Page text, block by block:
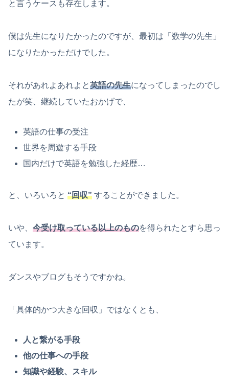
と言うケースも存在します。
僕は先生になりたかったのですが、最初は「数学の先生」
になりたかっただけでした。
それがあれよあれよと英語の先生になってしまったのでし
たが笑、継続していたおかげで、
英語の仕事の受注
世界を周遊する手段
国内だけで英語を勉強した経歴…
と、いろいろと “回収” することができました。
いや、 今受け取っている以上のものを得られたとすら思っ
ています。
ダンスやブログもそうですかね。
「具体的かつ大きな回収」ではなくとも、
人と繋がる手段
他の仕事への手段
知識や経験、スキル